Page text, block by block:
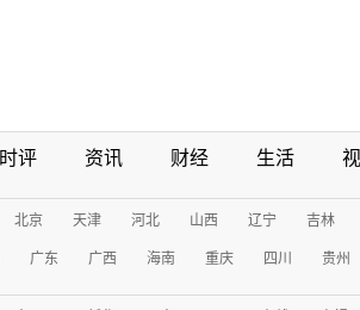
时评 资讯 财经 生活
北京 天津 河北 山西 辽宁 吉林
广东 广西 海南 重庆 四川 贵州